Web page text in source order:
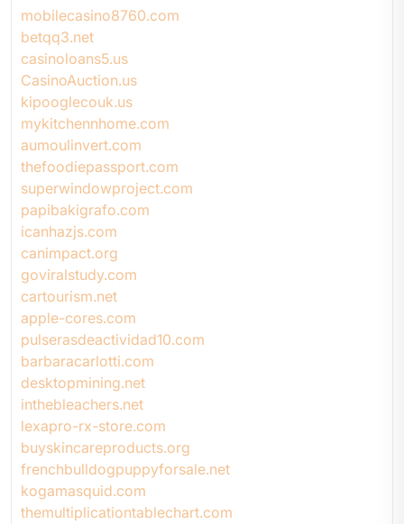
mobilecasino8760.com
betqq3.net
casinoloans5.us
CasinoAuction.us
kipooglecouk.us
mykitchennhome.com
aumoulinvert.com
thefoodiepassport.com
superwindowproject.com
papibakigrafo.com
icanhazjs.com
canimpact.org
goviralstudy.com
cartourism.net
apple-cores.com
pulserasdeactividad10.com
barbaracarlotti.com
desktopmining.net
inthebleachers.net
lexapro-rx-store.com
buyskincareproducts.org
frenchbulldogpuppyforsale.net
kogamasquid.com
themultiplicationtablechart.com